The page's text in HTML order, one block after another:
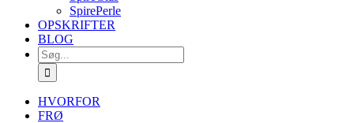
SpirePerle
OPSKRIFTER
BLOG
Søg
efter:
HVORFOR
FRØ